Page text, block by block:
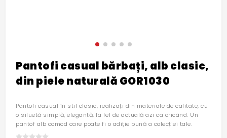
Pantofi casual bărbați, alb clasic,
din piele naturală GOR1030
Pantofi casual în stil clasic, realizați din materiale de calitate, cu
o siluetă simplă, elegantă, la fel de actuală azi ca oricând. Un
pantof alb comod care poate fi o adiție bună a colecției tale.